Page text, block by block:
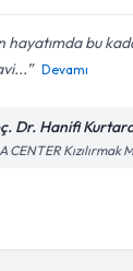
hayatımda bu
Devamı
Dr. Hanifi
CENTER Kızılırmak